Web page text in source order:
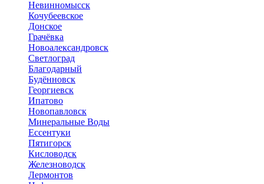
Невинномысск
Кочубеевское
Донское
Грачёвка
Новоалександровск
Светлоград
Благодарный
Будённовск
Георгиевск
Ипатово
Новопавловск
Минеральные Воды
Ессентуки
Пятигорск
Кисловодск
Железноводск
Лермонтов